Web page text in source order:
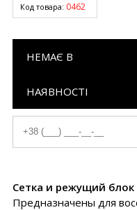
Код товара: 0462
НЕМАЄ В
НАЯВНОСТІ
Сетка и режущий блок
Предназначены для